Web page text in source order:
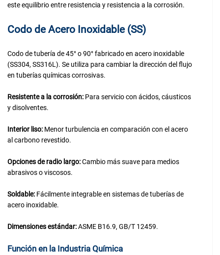
este equilibrio entre resistencia y resistencia a la corrosión.
Codo de Acero Inoxidable (SS)
Codo de tubería de 45° o 90° fabricado en acero inoxidable
(SS304, SS316L). Se utiliza para cambiar la dirección del flujo
en tuberías químicas corrosivas.
Resistente a la corrosión: Para servicio con ácidos, cáusticos
y disolventes.
Interior liso: Menor turbulencia en comparación con el acero
al carbono revestido.
Opciones de radio largo:Cambio más suave para medios
abrasivos o viscosos.
Soldable: Fácilmente integrable en sistemas de tuberías de
acero inoxidable.
Dimensiones estándar:ASME B16.9, GB/T 12459.
Función en la Industria Química